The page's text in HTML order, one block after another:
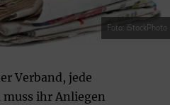
Foto: iStockPhoto
Verband, jede
ihr Anliegen